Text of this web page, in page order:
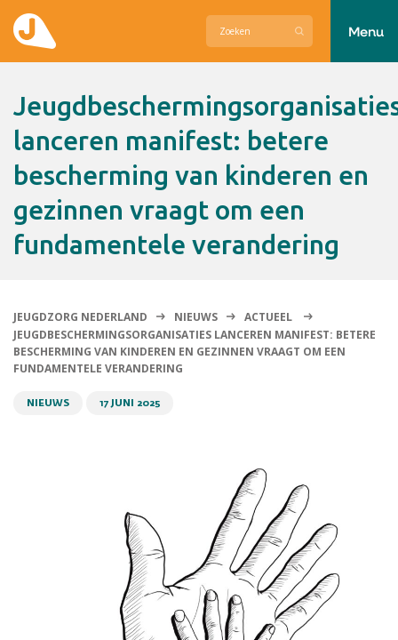
Hier zetten wij ons voor in
Over Jeugdzorg Nederland
Contact
Menu
Jeugdbeschermingsorganisaties
lanceren manifest: betere
bescherming van kinderen en
gezinnen vraagt om een
fundamentele verandering
JEUGDZORG NEDERLAND NIEUWS
ACTUEEL
JEUGDBESCHERMINGSORGANISATIES LANCEREN MANIFEST: BETERE
BESCHERMING VAN KINDEREN EN GEZINNEN VRAAGT OM EEN
FUNDAMENTELE VERANDERING
NIEUWS 17 JUNI 2025